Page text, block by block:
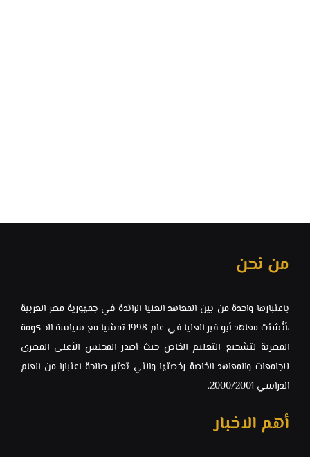
من نحن
باعتبارها واحدة من بين المعاهد العليا الرائدة في جمهورية مصر العربية
،أنُشئت معاهد ‏أبو قير العليا في عام 1998 تمشيا مع سياسة الحكومة
المصرية لتشجيع التعليم الخاص ‏حيث أصدر المجلس الأعلى المصري
للجامعات والمعاهد الخاصة رخصتها والتي ‏تعتبر صالحة اعتبارا من العام
الدراسي 2000/2001.‏
أهم الاخبار